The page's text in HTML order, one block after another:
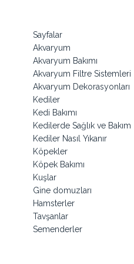
Sayfalar
Akvaryum
Akvaryum Bakımı
Akvaryum Filtre Sistemleri
Akvaryum Dekorasyonları
Kediler
Kedi Bakımı
Kedilerde Sağlık ve Bakım
Kediler Nasıl Yıkanır
Köpekler
Köpek Bakımı
Kuşlar
Gine domuzları
Hamsterler
Tavşanlar
Semenderler